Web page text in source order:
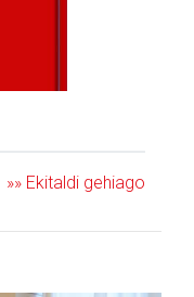
»» Ekitaldi gehiago